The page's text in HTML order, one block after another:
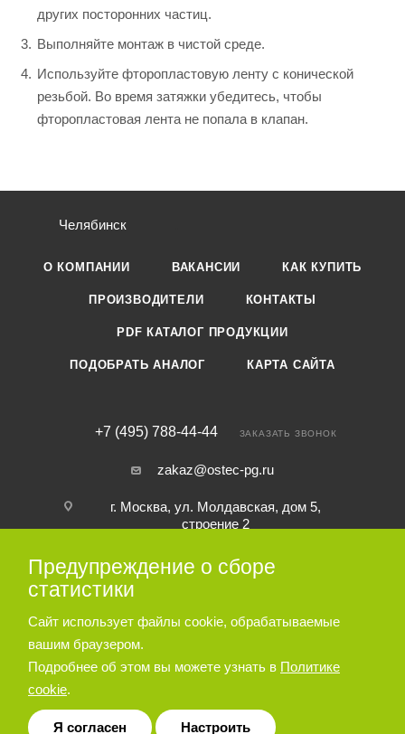
других посторонних частиц.
Выполняйте монтаж в чистой среде.
Используйте фторопластовую ленту с конической
резьбой. Во время затяжки убедитесь, чтобы
фторопластовая лента не попала в клапан.
Челябинск
О КОМПАНИИ ВАКАНСИИ КАК КУПИТЬ
ПРОИЗВОДИТЕЛИ КОНТАКТЫ
PDF КАТАЛОГ ПРОДУКЦИИ
ПОДОБРАТЬ АНАЛОГ КАРТА САЙТА
+7 (495) 788-44-44 ЗАКАЗАТЬ ЗВОНОК
zakaz@ostec-pg.ru
г. Москва, ул. Молдавская, дом 5,
строение 2
ПОДПИСАТЬСЯ НА РАССЫЛКУ
ПОЛИТИКА КОНФИДЕНЦИАЛЬНОСТИ
© 2026 Пневматическое и гидравлическое оборудование ООО
«Остек-АртТул»
Предупреждение о сборе
статистики
Сайт использует файлы cookie, обрабатываемые
вашим браузером.
Подробнее об этом вы можете узнать в Политике
cookie.
Я согласен Настроить